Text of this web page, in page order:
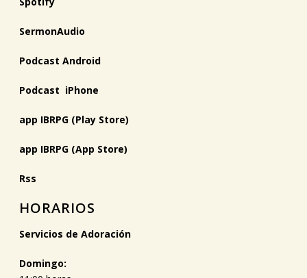
SermonAudio
Podcast Android
Podcast iPhone
app IBRPG (Play Store)
app IBRPG (App Store)
Rss
HORARIOS
Servicios de Adoración
Domingo: